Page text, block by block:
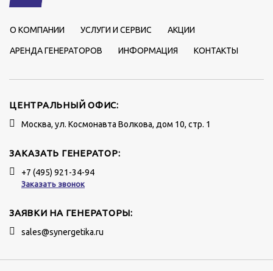
О КОМПАНИИ УСЛУГИ И СЕРВИС АКЦИИ
АРЕНДА ГЕНЕРАТОРОВ ИНФОРМАЦИЯ КОНТАКТЫ
ЦЕНТРАЛЬНЫЙ ОФИС:
Москва, ул. Космонавта Волкова, дом 10, стр. 1
ЗАКАЗАТЬ ГЕНЕРАТОР:
+7 (495) 921-34-94
Заказать звонок
ЗАЯВКИ НА ГЕНЕРАТОРЫ:
sales@synergetika.ru